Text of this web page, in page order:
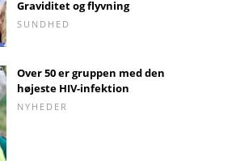
Graviditet og flyvning
SUNDHED
Over 50 er gruppen med den
højeste HIV-infektion
NYHEDER